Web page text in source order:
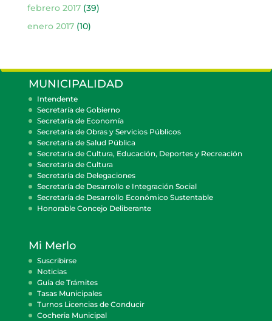
febrero 2017(39)
enero 2017(10)
MUNICIPALIDAD
Intendente
Secretaría de Gobierno
Secretaría de Economía
Secretaría de Obras y Servicios Públicos
Secretaría de Salud Pública
Secretaría de Cultura, Educación, Deportes y Recreación
Secretaría de Cultura
Secretaría de Delegaciones
Secretaría de Desarrollo e Integración Social
Secretaría de Desarrollo Económico Sustentable
Honorable Concejo Deliberante
Mi Merlo
Suscribirse
Noticias
Guía de Trámites
Tasas Municipales
Turnos Licencias de Conducir
Cocheria Municipal